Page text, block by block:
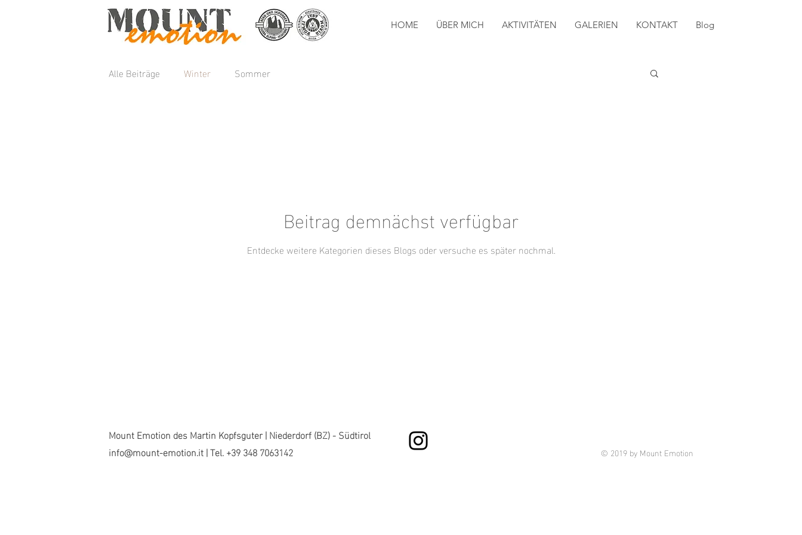
HOME ÜBER MICH AKTIVITÄTEN GALERIEN KONTAKT Blog
Alle Beiträge Winter Sommer
Beitrag demnächst verfügbar
Entdecke weitere Kategorien dieses Blogs oder versuche es später nochmal.
© 2019 by Mount Emotion
Mount Emotion des Martin Kopfsguter | Niederdorf (BZ) - Südtirol
info@mount-emotion.it| Tel. +39 348 7063142